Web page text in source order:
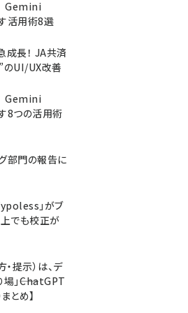
Gemini
活用術8選
成長！ JA共済
のUI/UX改善
Gemini
8つの活用術
部門の報告に
」がブ
上でも校正が
提示）は、デ
」――ChatGPT
とめ】